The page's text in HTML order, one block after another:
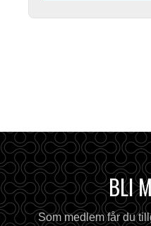
BLI
Som medlem får du